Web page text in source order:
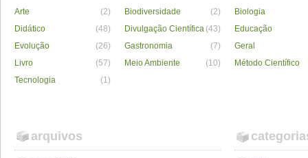
Arte (2) Biodiversidade (2)
Biologia
Didático
(48) Divulgação Científica (43)
Educação
Evolução
(26) Gastronomia (7)
Geral
Livro
(57) Meio Ambiente (10)
Método Científico
Tecnologia
(1)
arquivos